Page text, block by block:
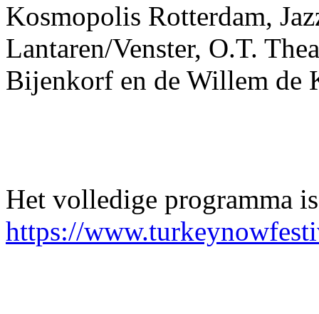
Kosmopolis Rotterdam,
Lantaren/Venster, O.T.
Bijenkorf en de Willem de
Het volledige programma
https://